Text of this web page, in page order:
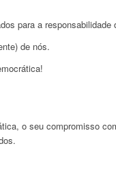
para a
de nós.
o seu compromisso